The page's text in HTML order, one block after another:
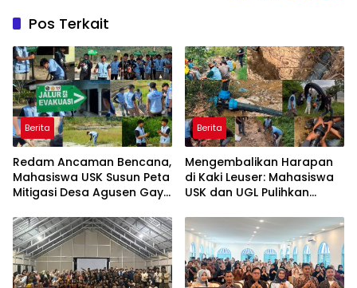
Pos Terkait
Berita
Redam Ancaman Bencana,
Mahasiswa USK Susun Peta
Mitigasi Desa Agusen Gayo
Berita
Mengembalikan Harapan
di Kaki Leuser: Mahasiswa
USK dan UGL Pulihkan
Agusen